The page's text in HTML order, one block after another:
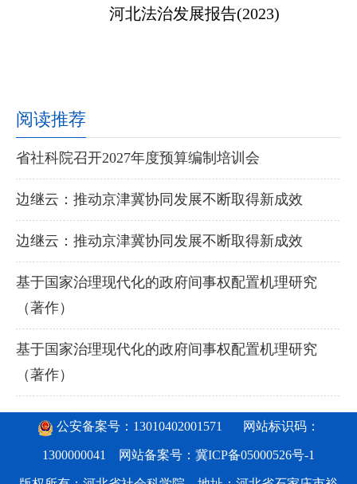
河北法治发展报告(2023)
阅读推荐
省社科院召开2027年度预算编制培训会
边继云：推动京津冀协同发展不断取得新成效
边继云：推动京津冀协同发展不断取得新成效
基于国家治理现代化的政府间事权配置机理研究
（著作）
基于国家治理现代化的政府间事权配置机理研究
（著作）
公安备案号：13010402001571 网站标识码：
1300000041 网站备案号： 冀ICP备05000526号-1